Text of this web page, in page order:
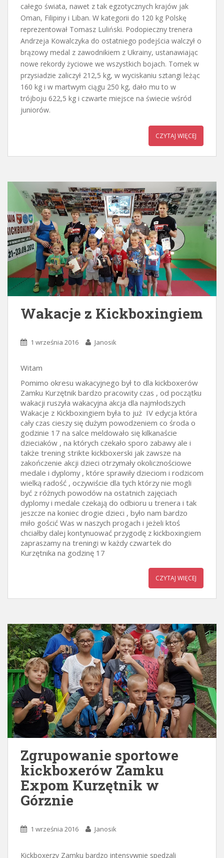
całego świata, nawet z tak egzotycznych krajów jak
Oman, Filipiny i Liban. W kategorii do 120 kg Polskę
reprezentował Tomasz Luliński. Podopieczny trenera
Andrzeja Kowalczyka do ostatniego podejścia walczył o
brązowy medal z zawodnikiem z Ukrainy, ustanawiając
nowe rekordy życiowe we wszystkich bojach. Tomek w
przysiadzie zaliczył 212,5 kg, w wyciskaniu sztangi leżąc
160 kg i w martwym ciągu 250 kg, dało mu to w
trójboju 622,5 kg i czwarte miejsce na świecie wśród
juniorów.
CZYTAJ WIĘCEJ
Wakacje z Kickboxingiem
1 września 2016 Janosik
Witam
Pomimo okresu wakacyjnego był to dla kickboxerów
Zamku Kurzętnik bardzo pracowity czas , od początku
wakacji ruszyła wakacyjna akcja dla najmłodszych
Wakacje z Kickboxingiem była to już IV edycja która
cały czas cieszy się dużym powodzeniem co środa o
godzinie 17 na salce meldowało się kilkanaście
dzieciaków , na których czekało sporo zabawy ale i
także trening strikte kickboxerski jak zawsze na
zakończenie akcji dzieci otrzymały okolicznościowe
medale i dyplomy , które sprawiły dzieciom i rodzicom
wielką radość , oczywiście dla tych którzy nie mogli
być z różnych powodów na ostatnich zajęciach
dyplomy i medale czekają do odbioru u trenera i tak
jeszcze na koniec drogie dzieci , było nam bardzo
miło gościć Was w naszych progach i jeżeli ktoś
chciałby dalej kontynuować przygodę z kickboxingiem
zapraszamy na treningi w każdy czwartek do
Kurzętnika na godzinę 17
CZYTAJ WIĘCEJ
Zgrupowanie sportowe
kickboxerów Zamku
Expom Kurzętnik w
Górznie
1 września 2016 Janosik
Kickboxerzy Zamku bardzo intensywnie spędzali